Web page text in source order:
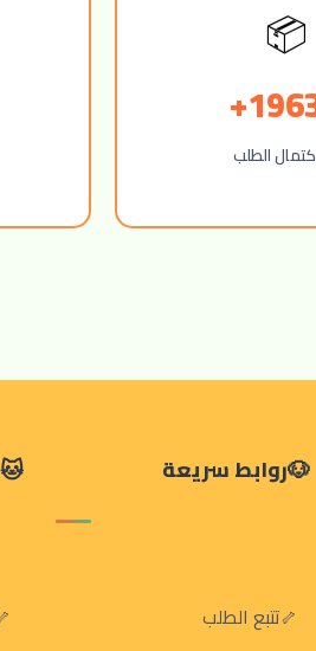
📦
الطلب
روابط سريعة
تتبع الطلب